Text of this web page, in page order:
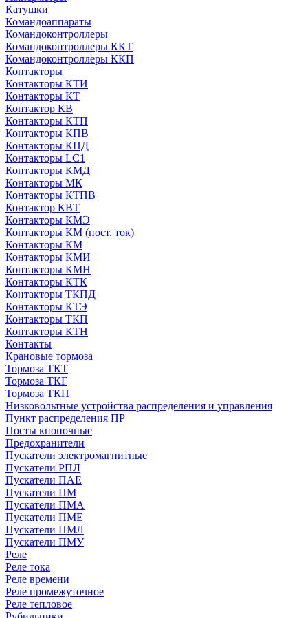
Катушки
Командоаппараты
Командоконтроллеры
Командоконтроллеры ККТ
Командоконтроллеры ККП
Контакторы
Контакторы КТИ
Контакторы КТ
Контактор КВ
Контакторы КТП
Контакторы КПВ
Контакторы КПД
Контакторы LC1
Контакторы КМД
Контакторы МК
Контакторы КТПВ
Контактор КВТ
Контакторы КМЭ
Контакторы КМ (пост. ток)
Контакторы КМ
Контакторы КМИ
Контакторы КМН
Контакторы КТК
Контакторы ТКПД
Контакторы КТЭ
Контакторы ТКП
Контакторы КТН
Контакты
Крановые тормоза
Тормоза ТКТ
Тормоза ТКГ
Тормоза ТКП
Низковольтные устройства распределения и управления
Пункт распределения ПР
Посты кнопочные
Предохранители
Пускатели электромагнитные
Пускатели РПЛ
Пускатели ПАЕ
Пускатели ПМ
Пускатели ПМА
Пускатели ПМЕ
Пускатели ПМЛ
Пускатели ПМУ
Реле
Реле тока
Реле времени
Реле промежуточное
Реле тепловое